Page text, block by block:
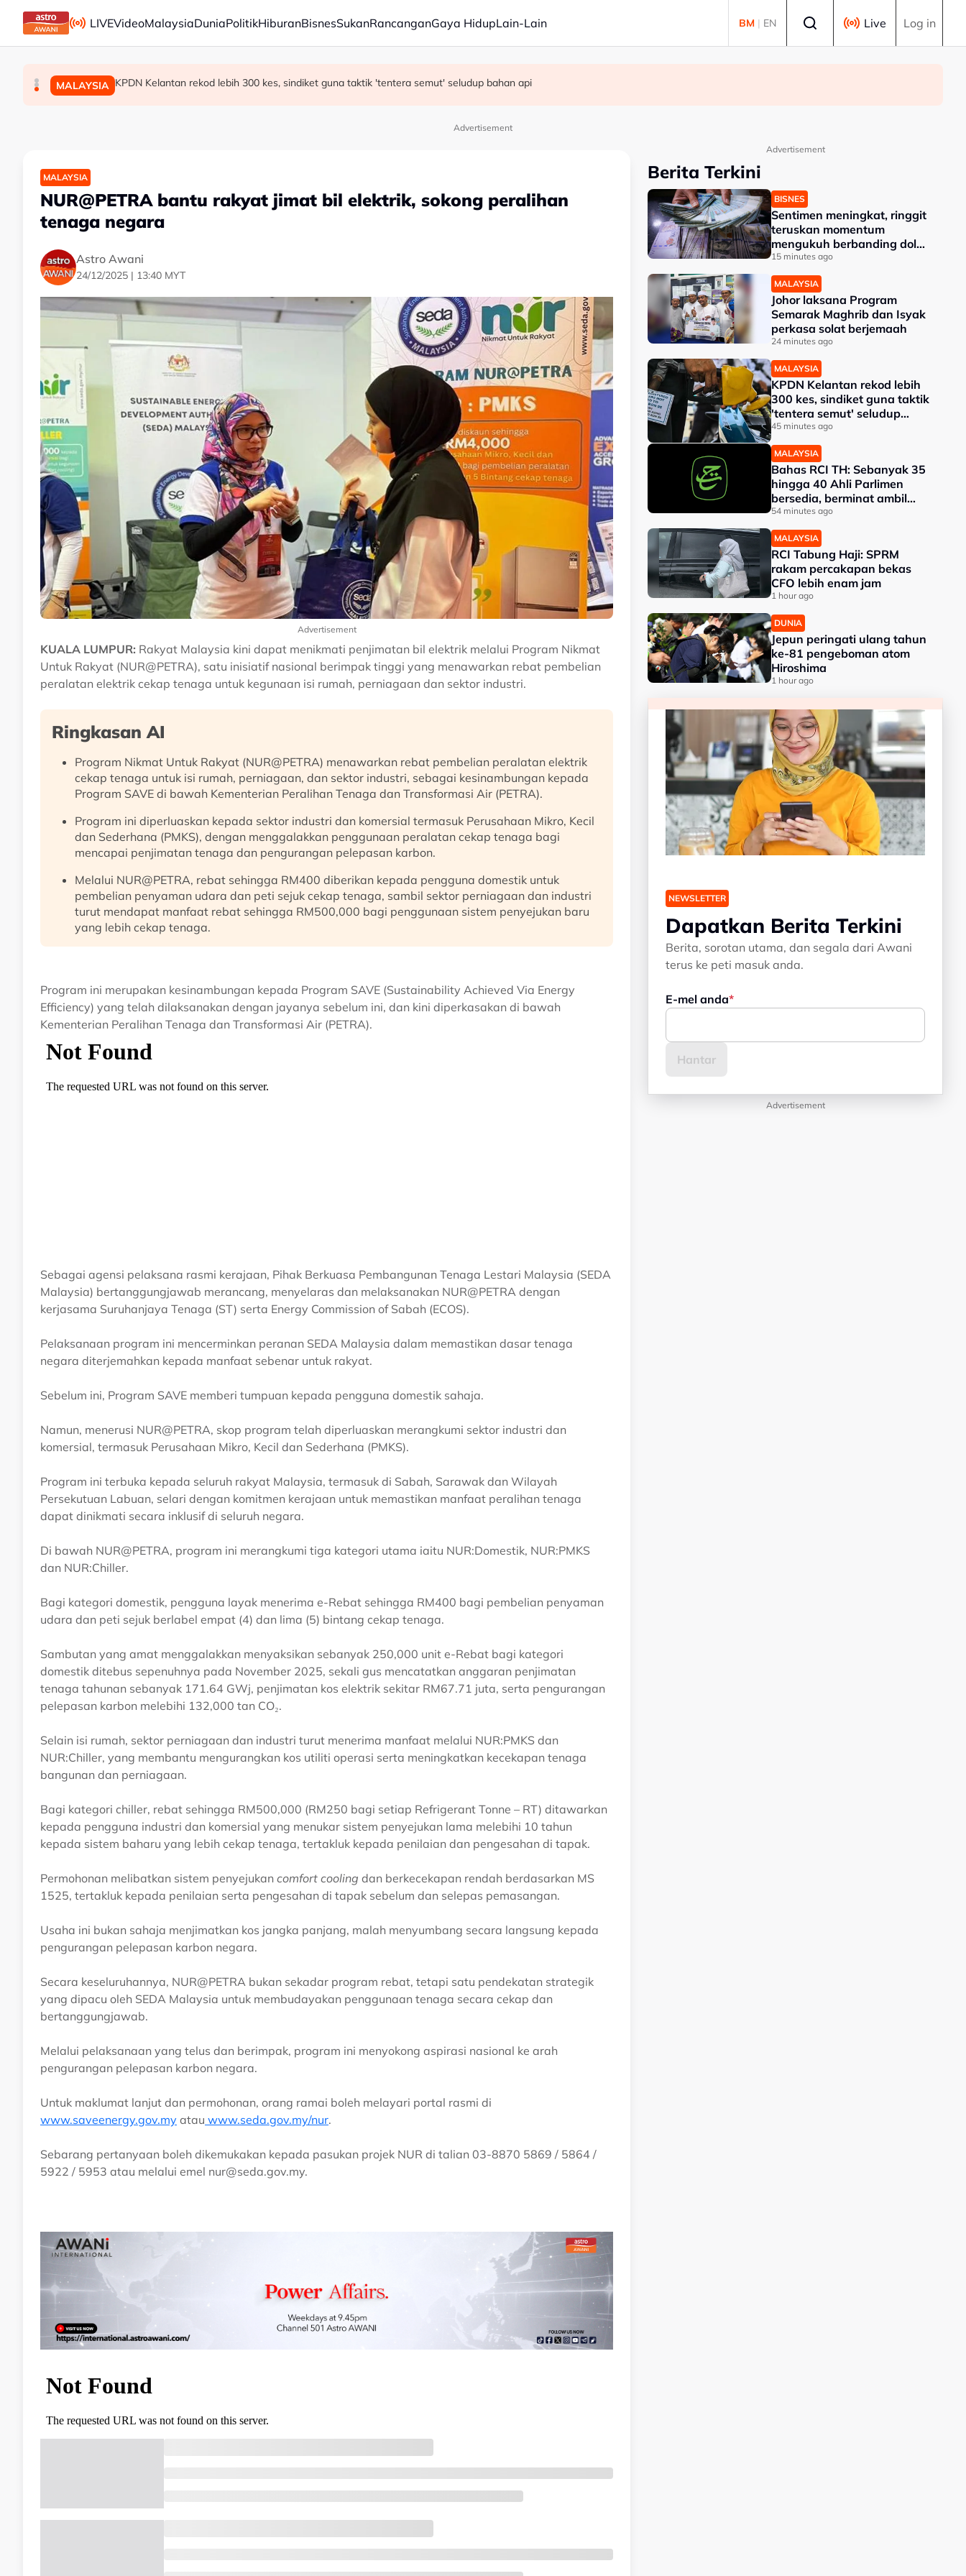
Skip to main content
LIVEVideoMalaysiaDuniaPolitikHiburanBisnesSukanRancanganGaya HidupLain-Lain BM | EN Live Log in
BISNES Sentimen meningkat, ringgit teruskan momentum mengukuh berbanding dolar AS
MALAYSIA Johor laksana Program Semarak Maghrib dan Isyak perkasa solat berjemaah
MALAYSIA KPDN Kelantan rekod lebih 300 kes, sindiket guna taktik 'tentera semut' seludup bahan api
Advertisement
MALAYSIA
NUR@PETRA bantu rakyat jimat bil elektrik, sokong peralihan
tenaga negara
Astro Awani
24/12/2025 | 13:40 MYT
Advertisement
KUALA LUMPUR: Rakyat Malaysia kini dapat menikmati penjimatan bil elektrik melalui Program Nikmat
Untuk Rakyat (NUR@PETRA), satu inisiatif nasional berimpak tinggi yang menawarkan rebat pembelian
peralatan elektrik cekap tenaga untuk kegunaan isi rumah, perniagaan dan sektor industri.
Ringkasan AI
Program Nikmat Untuk Rakyat (NUR@PETRA) menawarkan rebat pembelian peralatan elektrik
cekap tenaga untuk isi rumah, perniagaan, dan sektor industri, sebagai kesinambungan kepada
Program SAVE di bawah Kementerian Peralihan Tenaga dan Transformasi Air (PETRA).
Program ini diperluaskan kepada sektor industri dan komersial termasuk Perusahaan Mikro, Kecil
dan Sederhana (PMKS), dengan menggalakkan penggunaan peralatan cekap tenaga bagi
mencapai penjimatan tenaga dan pengurangan pelepasan karbon.
Melalui NUR@PETRA, rebat sehingga RM400 diberikan kepada pengguna domestik untuk
pembelian penyaman udara dan peti sejuk cekap tenaga, sambil sektor perniagaan dan industri
turut mendapat manfaat rebat sehingga RM500,000 bagi penggunaan sistem penyejukan baru
yang lebih cekap tenaga.
Program ini merupakan kesinambungan kepada Program SAVE (Sustainability Achieved Via Energy
Efficiency) yang telah dilaksanakan dengan jayanya sebelum ini, dan kini diperkasakan di bawah
Kementerian Peralihan Tenaga dan Transformasi Air (PETRA).
Sebagai agensi pelaksana rasmi kerajaan, Pihak Berkuasa Pembangunan Tenaga Lestari Malaysia (SEDA
Malaysia) bertanggungjawab merancang, menyelaras dan melaksanakan NUR@PETRA dengan
kerjasama Suruhanjaya Tenaga (ST) serta Energy Commission of Sabah (ECOS).
Pelaksanaan program ini mencerminkan peranan SEDA Malaysia dalam memastikan dasar tenaga
negara diterjemahkan kepada manfaat sebenar untuk rakyat.
Sebelum ini, Program SAVE memberi tumpuan kepada pengguna domestik sahaja.
Namun, menerusi NUR@PETRA, skop program telah diperluaskan merangkumi sektor industri dan
komersial, termasuk Perusahaan Mikro, Kecil dan Sederhana (PMKS).
Program ini terbuka kepada seluruh rakyat Malaysia, termasuk di Sabah, Sarawak dan Wilayah
Persekutuan Labuan, selari dengan komitmen kerajaan untuk memastikan manfaat peralihan tenaga
dapat dinikmati secara inklusif di seluruh negara.
Di bawah NUR@PETRA, program ini merangkumi tiga kategori utama iaitu NUR:Domestik, NUR:PMKS
dan NUR:Chiller.
Bagi kategori domestik, pengguna layak menerima e-Rebat sehingga RM400 bagi pembelian penyaman
udara dan peti sejuk berlabel empat (4) dan lima (5) bintang cekap tenaga.
Sambutan yang amat menggalakkan menyaksikan sebanyak 250,000 unit e-Rebat bagi kategori
domestik ditebus sepenuhnya pada November 2025, sekali gus mencatatkan anggaran penjimatan
tenaga tahunan sebanyak 171.64 GWj, penjimatan kos elektrik sekitar RM67.71 juta, serta pengurangan
pelepasan karbon melebihi 132,000 tan CO₂.
Selain isi rumah, sektor perniagaan dan industri turut menerima manfaat melalui NUR:PMKS dan
NUR:Chiller, yang membantu mengurangkan kos utiliti operasi serta meningkatkan kecekapan tenaga
bangunan dan perniagaan.
Bagi kategori chiller, rebat sehingga RM500,000 (RM250 bagi setiap Refrigerant Tonne – RT) ditawarkan
kepada pengguna industri dan komersial yang menukar sistem penyejukan lama melebihi 10 tahun
kepada sistem baharu yang lebih cekap tenaga, tertakluk kepada penilaian dan pengesahan di tapak.
Permohonan melibatkan sistem penyejukan comfort cooling dan berkecekapan rendah berdasarkan MS
1525, tertakluk kepada penilaian serta pengesahan di tapak sebelum dan selepas pemasangan.
Usaha ini bukan sahaja menjimatkan kos jangka panjang, malah menyumbang secara langsung kepada
pengurangan pelepasan karbon negara.
Secara keseluruhannya, NUR@PETRA bukan sekadar program rebat, tetapi satu pendekatan strategik
yang dipacu oleh SEDA Malaysia untuk membudayakan penggunaan tenaga secara cekap dan
bertanggungjawab.
Melalui pelaksanaan yang telus dan berimpak, program ini menyokong aspirasi nasional ke arah
pengurangan pelepasan karbon negara.
Untuk maklumat lanjut dan permohonan, orang ramai boleh melayari portal rasmi di
www.saveenergy.gov.my atau www.seda.gov.my/nur.
Sebarang pertanyaan boleh dikemukakan kepada pasukan projek NUR di talian 03-8870 5869 / 5864 /
5922 / 5953 atau melalui emel nur@seda.gov.my.
Advertisement
Berita Terkini
BISNES
Sentimen meningkat, ringgit
teruskan momentum
mengukuh berbanding dolar
AS
15 minutes ago
MALAYSIA
Johor laksana Program
Semarak Maghrib dan Isyak
perkasa solat berjemaah
24 minutes ago
MALAYSIA
KPDN Kelantan rekod lebih
300 kes, sindiket guna taktik
'tentera semut' seludup
bahan api
45 minutes ago
MALAYSIA
Bahas RCI TH: Sebanyak 35
hingga 40 Ahli Parlimen
bersedia, berminat ambil
bahagian - Fahmi
54 minutes ago
MALAYSIA
RCI Tabung Haji: SPRM
rakam percakapan bekas
CFO lebih enam jam
1 hour ago
DUNIA
Jepun peringati ulang tahun
ke-81 pengeboman atom
Hiroshima
1 hour ago
NEWSLETTER
Dapatkan Berita Terkini
Berita, sorotan utama, dan segala dari Awani
terus ke peti masuk anda.
E-mel anda
Advertisement